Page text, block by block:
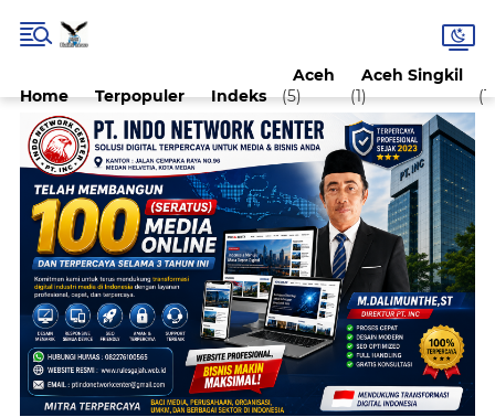
Home Terpopuler Indeks
Aceh
(5)
Aceh Singkil
(1)
(1)